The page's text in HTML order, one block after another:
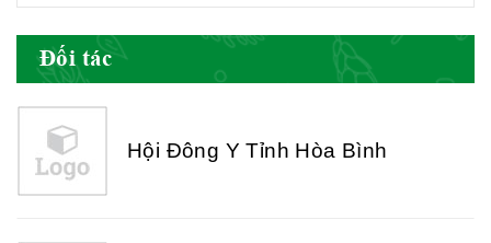
Đối tác
Hội Đông Y Tỉnh Yên Bái
Hội Đông Y Tỉnh Hòa Bình